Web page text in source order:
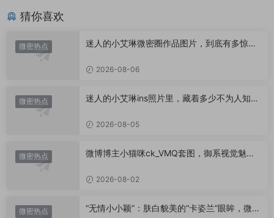
猜你喜欢
微密热点
迷人的小艾琳微密圈作品图片，到底有多惊
2026-08-06
微密热点
迷人的小艾琳ins照片里，藏着多少不为人知的
2026-08-05
微密热点
微博博主小猫咪ck_VMQ套图，御系视觉魅力
2026-08-02
微密热点
“无情小小颖”：肤白貌美的“卡姿兰”眼眸，微密